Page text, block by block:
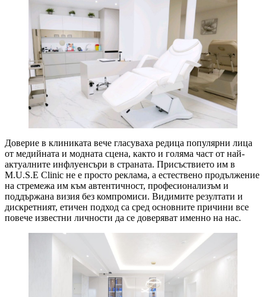
Доверие в клиниката вече гласуваха редица популярни лица
от медийната и модната сцена, както и голяма част от най-
актуалните инфлуенсъри в страната. Присъствието им в
M.U.S.E Clinic не е просто реклама, а естествено продължение
на стремежа им към автентичност, професионализъм и
поддържана визия без компромиси. Видимите резултати и
дискретният, етичен подход са сред основните причини все
повече известни личности да се доверяват именно на нас.